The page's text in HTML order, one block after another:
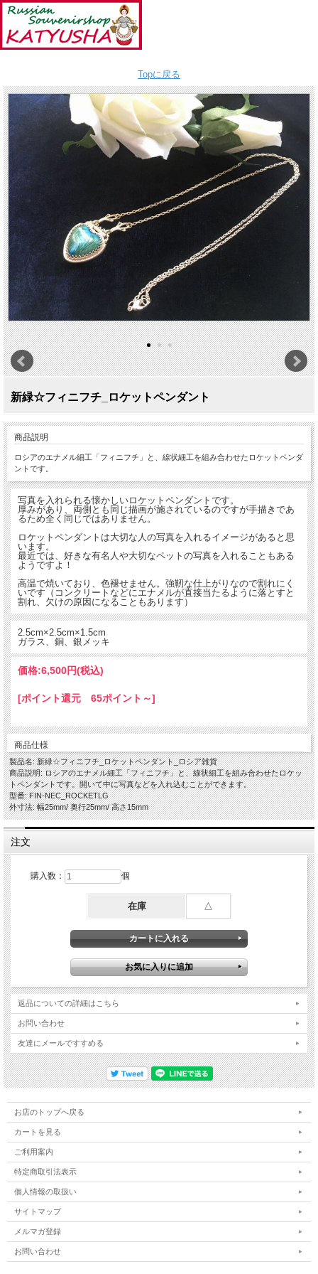
Topに戻る
新緑☆フィニフチ_ロケットペンダント
商品説明
ロシアのエナメル細工「フィニフチ」と、線状細工を組み合わせたロケットペンダ
ントです。
写真を入れられる懐かしいロケットペンダントです。
厚みがあり、両側とも同じ描画が施されているのですが手描きであ
るため全く同じではありません。
ロケットペンダントは大切な人の写真を入れるイメージがあると思
います。
最近では、好きな有名人や大切なペットの写真を入れることもある
ようですよ！
高温で焼いており、色褪せません。強靭な仕上がりなので割れにく
いです（コンクリートなどにエナメルが直接当たるように落とすと
割れ、欠けの原因になることもあります）
2.5cm×2.5cm×1.5cm
ガラス、銅、銀メッキ
価格:6,500円(税込)
[ポイント還元 65ポイント～]
商品仕様
製品名: 新緑☆フィニフチ_ロケットペンダント_ロシア雑貨
商品説明: ロシアのエナメル細工「フィニフチ」と、線状細工を組み合わせたロケッ
トペンダントです。開いて中に写真などを入れ込むことができます。
型番: FIN-NEC_ROCKETLG
外寸法: 幅25mm/ 奥行25mm/ 高さ15mm
注文
購入数： 個
在庫 △
返品についての詳細はこちら
お問い合わせ
友達にメールですすめる
お店のトップへ戻る
カートを見る
ご利用案内
特定商取引法表示
個人情報の取扱い
サイトマップ
メルマガ登録
お問い合わせ